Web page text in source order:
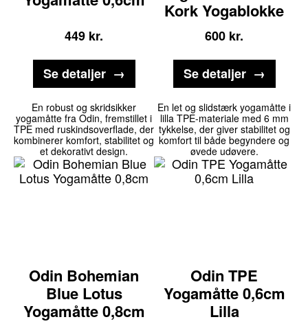
449 kr.
Se detaljer
Kork Yogablokke
600 kr.
Se detaljer
Odin Bohemian
Blue Lotus
Yogamåtte 0,8cm
En robust og skridsikker
yogamåtte fra Odin, fremstillet i
TPE med ruskindsoverflade, der
kombinerer komfort, stabilitet og
et dekorativt design.
Odin TPE
Yogamåtte 0,6cm
Lilla
En let og slidstærk yogamåtte i
lilla TPE-materiale med 6 mm
tykkelse, der giver stabilitet og
komfort til både begyndere og
øvede udøvere.